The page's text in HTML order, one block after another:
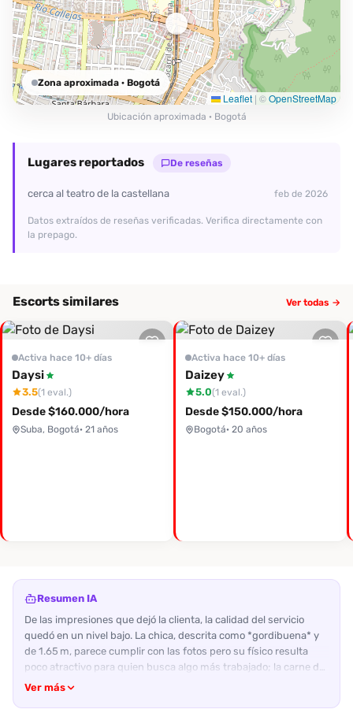
Leaflet | ©OpenStreetMap
Zona aproximada · Bogotá
Ubicación aproximada · Bogotá
Lugares reportados De reseñas
cerca al teatro de la castellana feb de 2026
Datos extraídos de reseñas verificadas. Verifica directamente con
la prepago.
Escorts similares Ver todas →
Activa hace 10+ días
Daysi
3.5(1 eval.)
Desde $160.000/hora
Suba, Bogotá· 21 años
Activa hace 10+ días
Daizey
5.0(1 eval.)
Desde $150.000/hora
Bogotá· 20 años
Resumen IA
De las impresiones que dejó la clienta, la calidad del servicio
quedó en un nivel bajo. La chica, descrita como *gordibuena* y
de 1.65 m, parece cumplir con las fotos pero su físico resulta
poco atractivo para quien busca algo más trabajado; la carne del
culo y las piernas se sienten blandas y sin tonificación. Su rostro,
Ver más